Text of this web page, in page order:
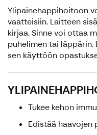
Ylipainehappihoitoon
vaatteisiin. Laitteen
kirjaa. Sinne voi ottaa
puhelimen tai
sen käyttöön
Tukee kehon
Edistää haavojen